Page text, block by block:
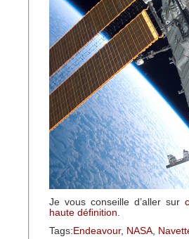
Je vous conseille d’aller sur
haute définition.
Tags: Endeavour, NASA,